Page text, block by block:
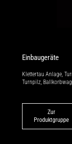
Einbaugeräte
Klettertau Anlage,
Turnpilz,
Zur
Produktgruppe